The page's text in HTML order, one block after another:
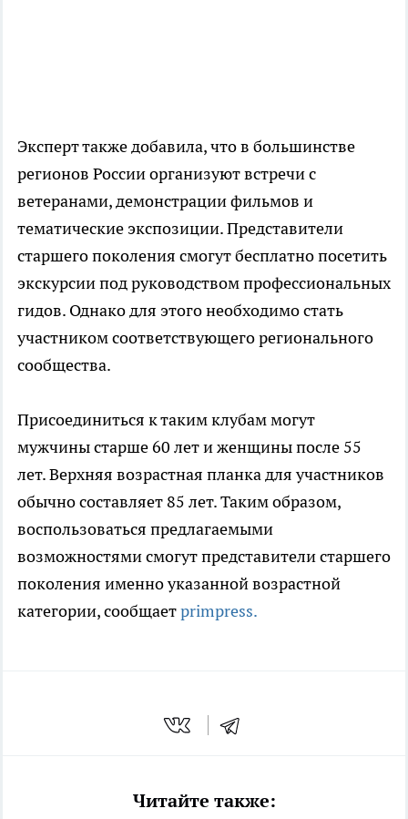
Эксперт также добавила, что в большинстве
регионов России организуют встречи с
ветеранами, демонстрации фильмов и
тематические экспозиции. Представители
старшего поколения смогут бесплатно посетить
экскурсии под руководством профессиональных
гидов. Однако для этого необходимо стать
участником соответствующего регионального
сообщества.
Присоединиться к таким клубам могут
мужчины старше 60 лет и женщины после 55
лет. Верхняя возрастная планка для участников
обычно составляет 85 лет. Таким образом,
воспользоваться предлагаемыми
возможностями смогут представители старшего
поколения именно указанной возрастной
категории, сообщаетprimpress.
Читайте также: